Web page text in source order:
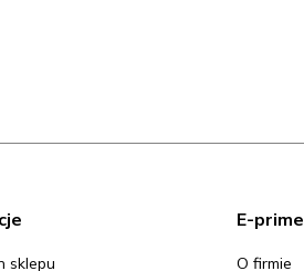
sklepu
E-prime
O firmie